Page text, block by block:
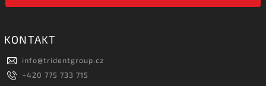
KONTAKT
info@tridentgroup.cz
+420 775 733 715